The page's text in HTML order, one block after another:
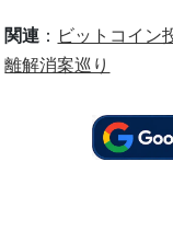
関連 ： ビットコイン
離解消案巡り